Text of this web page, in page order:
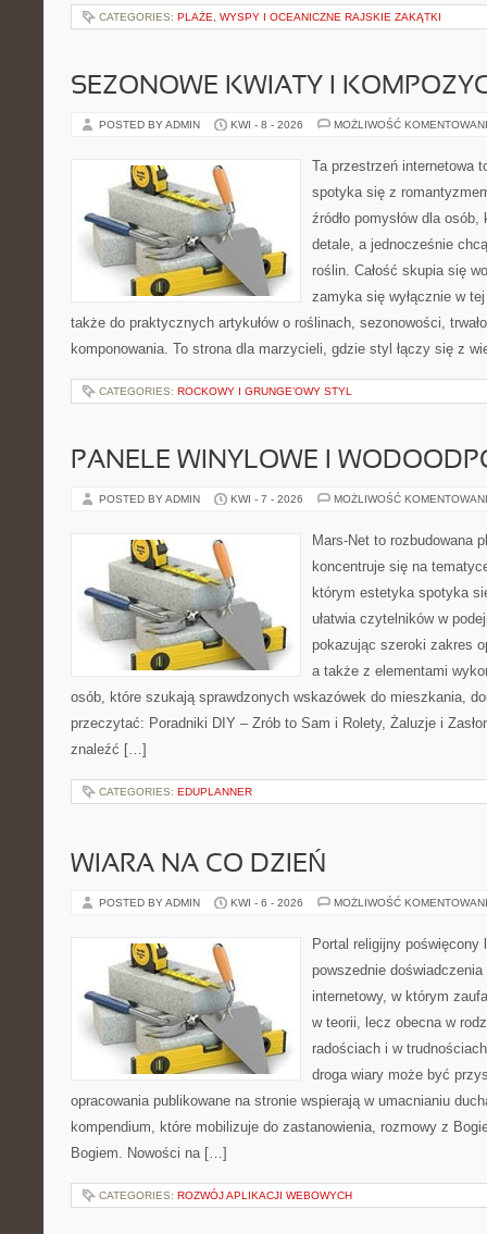
CATEGORIES: PLAŻE, WYSPY I OCEANICZNE RAJSKIE ZAKĄTKI
SEZONOWE KWIATY I
POSTED BY ADMIN KWI - 8 - 2026 MOŻLIWOŚĆ
Ta przestrzeń internetowa
spotyka się z
źródło pomysłów dla
detale, a jednocześnie
roślin. Całość skupia się
zamyka się wyłącznie w
także do praktycznych artykułów o roślinach, sezonowości,
komponowania. To strona dla marzycieli, gdzie styl łączy się z
CATEGORIES: ROCKOWY I GRUNGE’OWY STYL
PANELE WINYLOWE I
POSTED BY ADMIN KWI - 7 - 2026 MOŻLIWOŚĆ
Mars-Net to rozbudowana
koncentruje się na
którym estetyka spotyka
ułatwia czytelników w
pokazując szeroki zakres
a także z elementami
osób, które szukają sprawdzonych wskazówek do mieszkania,
przeczytać: Poradniki DIY – Zrób to Sam i Rolety, Żaluzje i
znaleźć […]
CATEGORIES: EDUPLANNER
WIARA NA CO DZIEŃ
POSTED BY ADMIN KWI - 6 - 2026 MOŻLIWOŚĆ
Portal religijny poświęcony
powszednie
internetowy, w którym
w teorii, lecz obecna w
radościach i w
droga wiary może być
opracowania publikowane na stronie wspierają w umacnianiu
kompendium, które mobilizuje do zastanowienia, rozmowy z
Bogiem. Nowości na […]
CATEGORIES: ROZWÓJ APLIKACJI WEBOWYCH